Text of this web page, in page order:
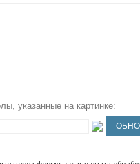
указанные на картинке: